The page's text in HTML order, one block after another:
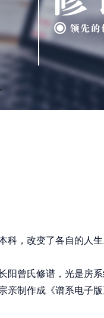
科，改变了各自的人生
阳曾氏修谱，光是房
亲制作成《谱系电子版